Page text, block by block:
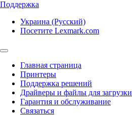
Поддержка
Украина (Русский)
Посетите Lexmark.com
Главная страница
Принтеры
Поддержка решений
Драйверы и файлы для загрузки
Гарантия и обслуживание
Связаться